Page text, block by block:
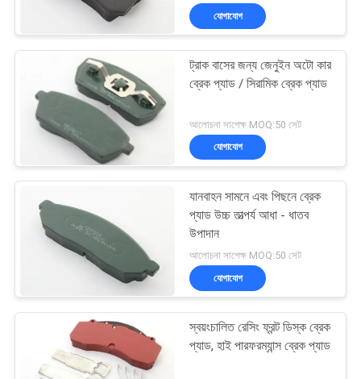
যোগাযোগ
ট্রাক বাসের জন্য জেনুইন অটো কার
ব্রেক প্যাড / সিরামিক ব্রেক প্যাড
আলোচনা সাপেক্ষ MOQ:50 সেট
যোগাযোগ
যানবাহন সামনে এবং পিছনে ব্রেক
প্যাড উচ্চ তাত্পর্য আধা - ধাতব
উপাদান
আলোচনা সাপেক্ষ MOQ:50 সেট
যোগাযোগ
স্বয়ংচালিত রেসিং ফ্রন্ট ডিস্ক ব্রেক
প্যাড, হাই পারফরম্যান্স ব্রেক প্যাড